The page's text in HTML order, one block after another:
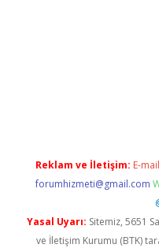
Reklam ve İletişim: E-
forumhizmeti@gmail.com
Yasal Uyarı: Sitemiz, 5651
ve İletişim Kurumu (BTK)